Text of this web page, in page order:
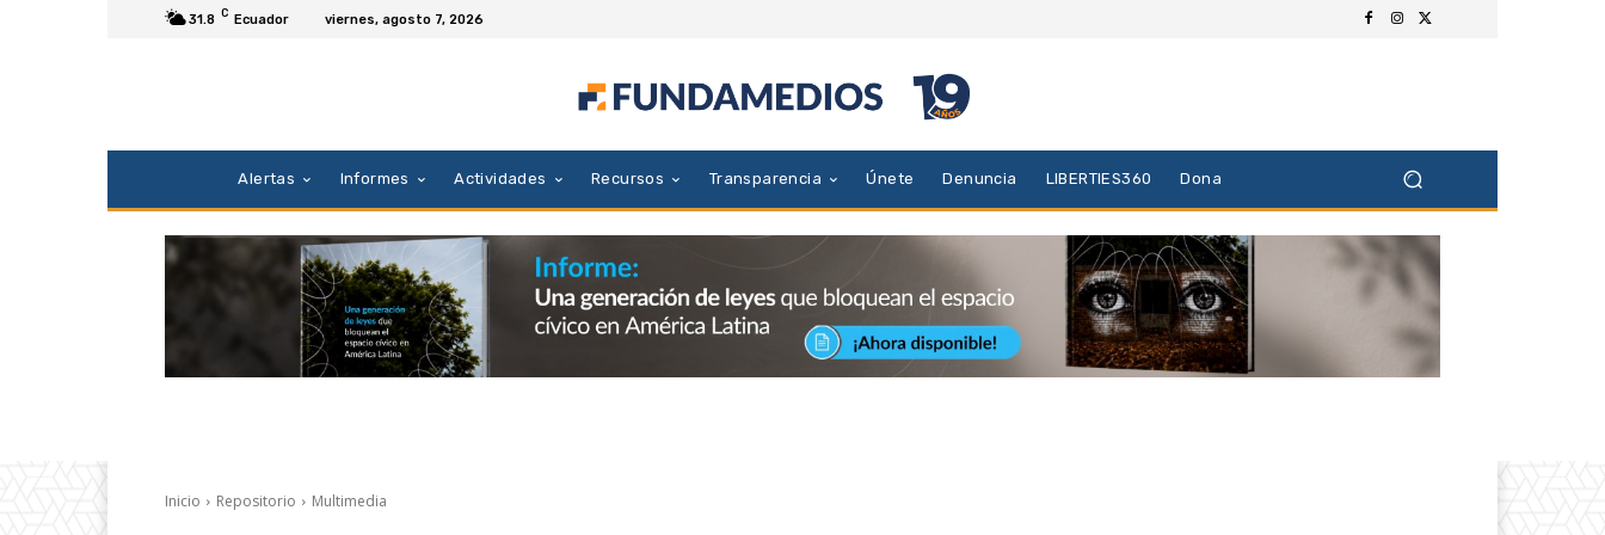
31.8 C Ecuador viernes, agosto 7, 2026
Alertas Informes Actividades Recursos Transparencia Únete Denuncia LIBERTIES360 Dona
Inicio Repositorio Multimedia